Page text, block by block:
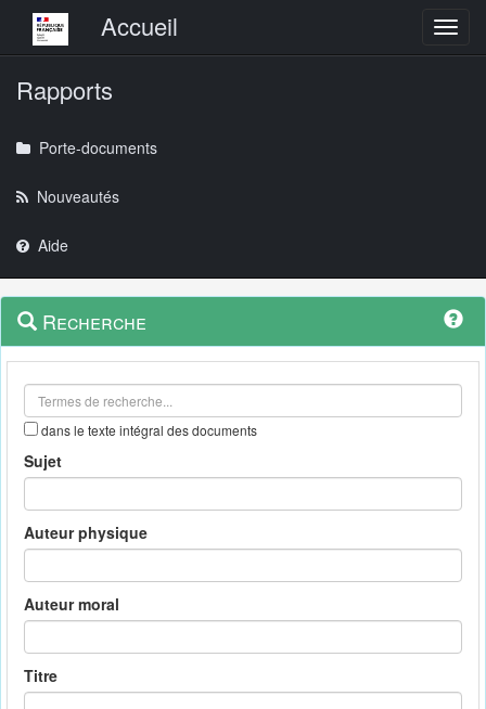
Menu principalAccueil
Rapports
Porte-documents
Nouveautés
Aide
Navigation
outils
Menu
contextuel
Recherche
dans le texte intégral des documents
Sujet
Auteur physique
Auteur moral
Titre